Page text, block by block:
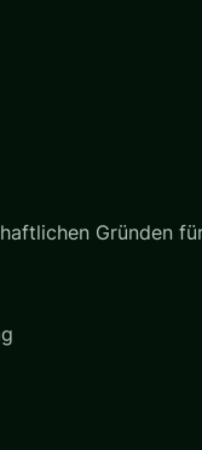
Gründen